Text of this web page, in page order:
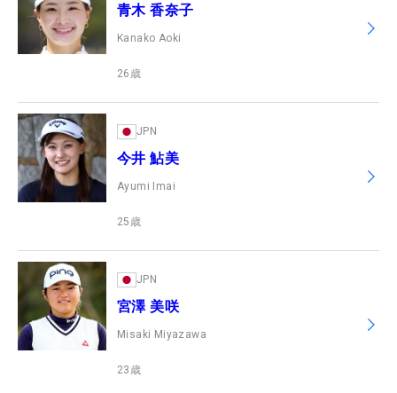
青木 香奈子
Kanako Aoki
26 歳
JPN
今井 鮎美
Ayumi Imai
25 歳
JPN
宮澤 美咲
Misaki Miyazawa
23 歳